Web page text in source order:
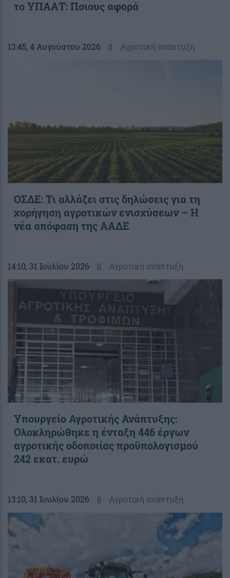
το ΥΠΑΑΤ: Ποιους αφορά
13:45, 4 Αυγούστου 2026 || Αγροτική ανάπτυξη
ΟΣΔΕ: Τι αλλάζει στις δηλώσεις για τη
χορήγηση αγροτικών ενισχύσεων – H
νέα απόφαση της ΑΑΔΕ
14:10, 31 Ιουλίου 2026 || Αγροτική ανάπτυξη
Υπουργείο Αγροτικής Ανάπτυξης:
Ολοκληρώθηκε η ένταξη 446 έργων
αγροτικής οδοποιίας προϋπολογισμού
242 εκατ. ευρώ
13:10, 31 Ιουλίου 2026 || Αγροτική ανάπτυξη